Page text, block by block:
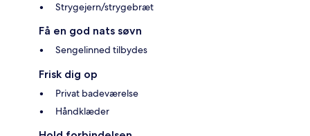
Strygejern/strygebræt
Få en god nats søvn
Sengelinned tilbydes
Frisk dig op
Privat badeværelse
Håndklæder